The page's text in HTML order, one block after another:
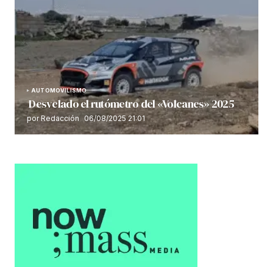
AUTOMOVILISMO
Desvelado el rutómetro del «Volcanes» 2025
por Redacción 06/08/2025 21:01